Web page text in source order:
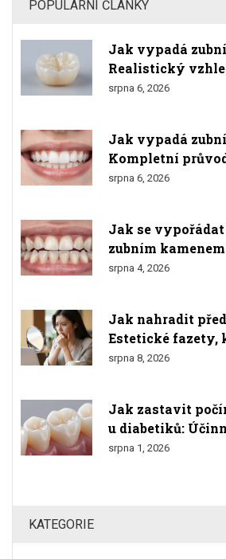
POPULÁRNÍ ČLÁNKY
Jak vypadá
Realistický
srovnání s
srpna 6, 2026
Jak vypadá
Kompletní
materiály a
srpna 6, 2026
Jak se vypořádat
zubním
metody a varování
srpna 4, 2026
Jak nahradit
Estetické fazety,
implantáty
srpna 8, 2026
Jak zastavit
u diabetiků:
prevence
srpna 1, 2026
KATEGORIE